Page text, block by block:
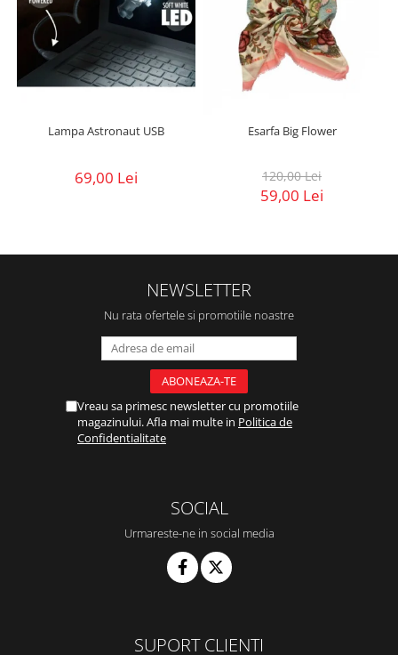
Lampa Astronaut USB
69,00 Lei
Esarfa Big Flower
120,00 Lei
59,00 Lei
NEWSLETTER
Nu rata ofertele si promotiile noastre
Vreau sa primesc newsletter cu promotiile
magazinului. Afla mai multe in Politica de
Confidentialitate
SOCIAL
Urmareste-ne in social media
SUPORT CLIENTI